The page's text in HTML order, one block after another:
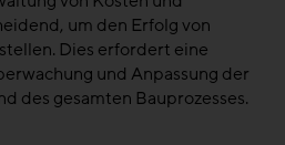
um den Erfolg von
Dies erfordert eine
und Anpassung der
des gesamten Bauprozesses.